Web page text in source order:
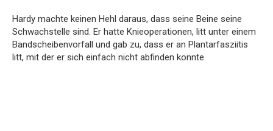
Hardy machte keinen Hehl daraus, dass seine Beine seine
Schwachstelle sind. Er hatte Knieoperationen, litt unter einem
Bandscheibenvorfall und gab zu, dass er an Plantarfasziitis
litt, mit der er sich einfach nicht abfinden konnte.